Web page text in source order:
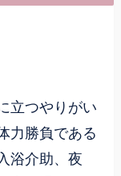
立つやりがい
力勝負である
浴介助、夜